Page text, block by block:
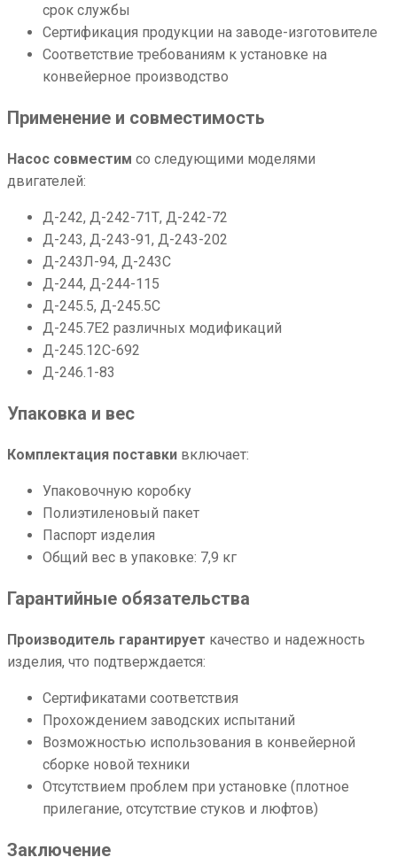
срок службы
Сертификация продукции на заводе-изготовителе
Соответствие требованиям к установке на
конвейерное производство
Применение и совместимость
Насос совместим со следующими моделями
двигателей:
Д-242, Д-242-71Т, Д-242-72
Д-243, Д-243-91, Д-243-202
Д-243Л-94, Д-243С
Д-244, Д-244-115
Д-245.5, Д-245.5С
Д-245.7Е2 различных модификаций
Д-245.12С-692
Д-246.1-83
Упаковка и вес
Комплектация поставки включает:
Упаковочную коробку
Полиэтиленовый пакет
Паспорт изделия
Общий вес в упаковке: 7,9 кг
Гарантийные обязательства
Производитель гарантирует качество и надежность
изделия, что подтверждается:
Сертификатами соответствия
Прохождением заводских испытаний
Возможностью использования в конвейерной
сборке новой техники
Отсутствием проблем при установке (плотное
прилегание, отсутствие стуков и люфтов)
Заключение